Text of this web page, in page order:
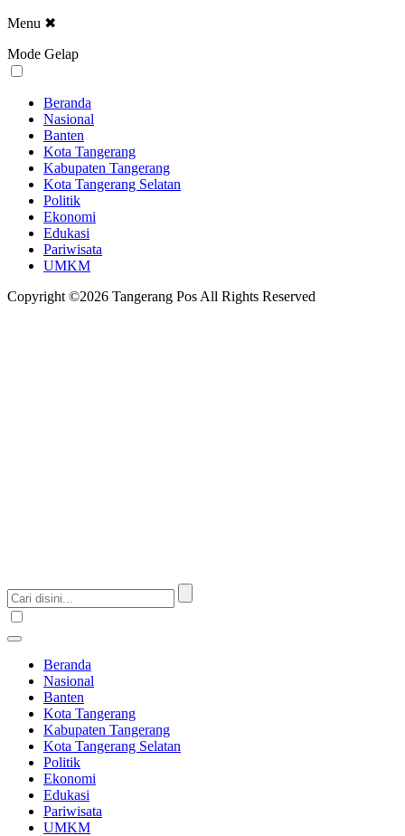
Menu ✖
Mode Gelap
Beranda
Nasional
Banten
Kota Tangerang
Kabupaten Tangerang
Kota Tangerang Selatan
Politik
Ekonomi
Edukasi
Pariwisata
UMKM
Copyright ©2026 Tangerang Pos All Rights Reserved
Beranda
Nasional
Banten
Kota Tangerang
Kabupaten Tangerang
Kota Tangerang Selatan
Politik
Ekonomi
Edukasi
Pariwisata
UMKM